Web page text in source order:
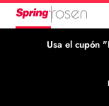
Usa el cupón